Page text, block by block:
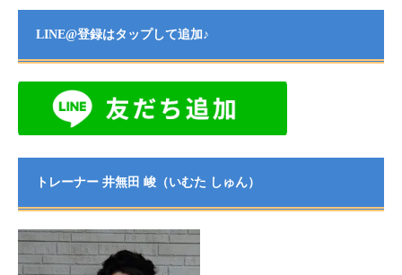
LINE@登録はタップして追加♪
トレーナー 井無田 峻（いむた しゅん）